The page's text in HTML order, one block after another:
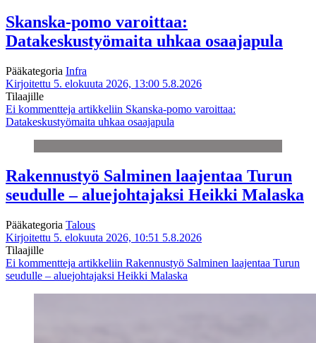
Skanska-pomo varoittaa:
Datakeskustyömaita uhkaa osaajapula
Pääkategoria Infra
Kirjoitettu 5. elokuuta 2026, 13:00 5.8.2026
Tilaajille
Ei kommentteja artikkeliin Skanska-pomo varoittaa:
Datakeskustyömaita uhkaa osaajapula
Rakennustyö Salminen laajentaa Turun
seudulle – aluejohtajaksi Heikki Malaska
Pääkategoria Talous
Kirjoitettu 5. elokuuta 2026, 10:51 5.8.2026
Tilaajille
Ei kommentteja artikkeliin Rakennustyö Salminen laajentaa Turun
seudulle – aluejohtajaksi Heikki Malaska